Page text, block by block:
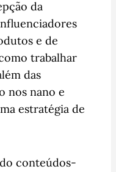
da
e de
trabalhar
das
nos nano e
estratégia de
conteúdos-